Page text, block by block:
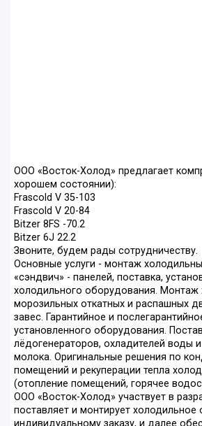
ООО «Восток-Холод» предлагает
хорошем состоянии):
Frascold V 35-103
Frascold V 20-84
Bitzer 8FS -70.2
Bitzer 6J 22.2
Звоните, будем рады сотрудничеству.
Основные услуги - монтаж
«сэндвич» - панелей, поставка,
холодильного оборудования. Монтаж
морозильных откатных и распашных
завес. Гарантийное и
установленного оборудования.
лёдогенераторов, охладителей воды
молока. Оригинальные решения по
помещений и рекуперации тепла
(отопление помещений, горячее
ООО «Восток-Холод» участвует в
поставляет и монтирует
индивидуальному заказу, и далее